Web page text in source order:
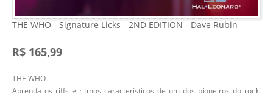
THE WHO - Signature Licks - 2ND EDITION - Dave Rubin
R$ 165,99
THE WHO
Aprenda os riffs e ritmos característicos de um dos pioneiros do rock!